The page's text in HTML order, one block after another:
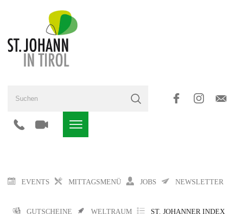
EVENTS MITTAGSMENÜ JOBS NEWSLETTER
GUTSCHEINE WELTRAUM ST. JOHANNER INDEX